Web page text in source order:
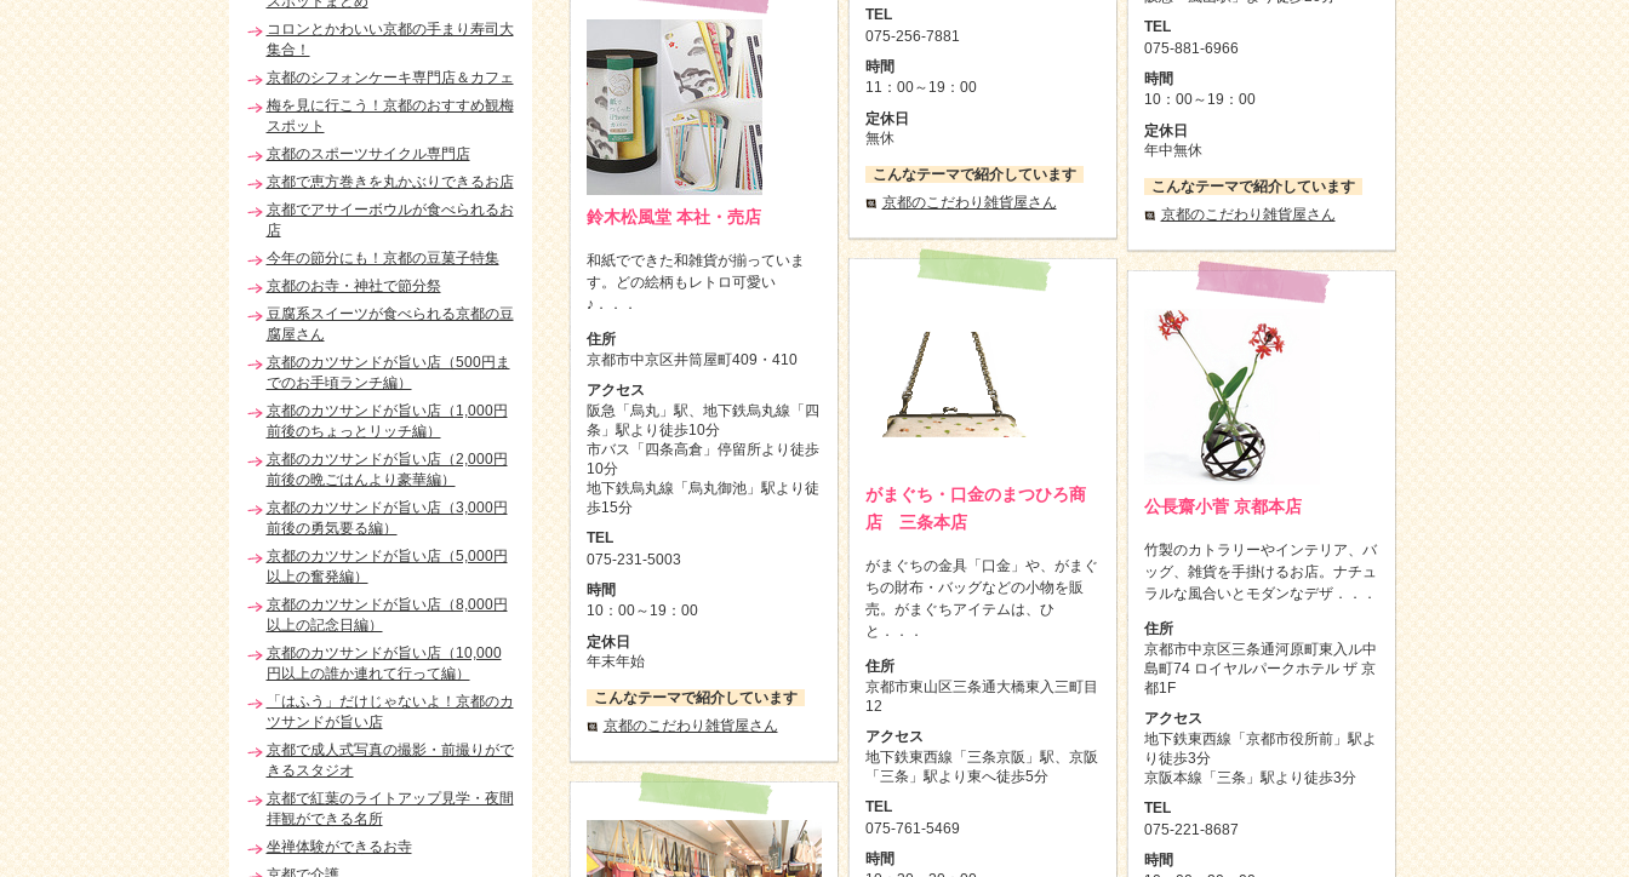
TEL
075-881-6966
時間
10：00～19：00
定休日
年中無休
こんなテーマで紹介しています
京都のこだわり雑貨屋さん
TEL
075-256-7881
時間
11：00～19：00
定休日
無休
こんなテーマで紹介しています
京都のこだわり雑貨屋さん
鈴木松風堂 本社・売店
和紙でできた和雑貨が揃っていま
す。どの絵柄もレトロ可愛い
♪．．．
住所
京都市中京区井筒屋町409・410
アクセス
阪急「烏丸」駅、地下鉄烏丸線「四
条」駅より徒歩10分
市バス「四条高倉」停留所より徒歩
10分
地下鉄烏丸線「烏丸御池」駅より徒
歩15分
TEL
075-231-5003
時間
10：00～19：00
定休日
年末年始
こんなテーマで紹介しています
京都のこだわり雑貨屋さん
がまぐち・口金のまつひろ商
店 三条本店
がまぐちの金具「口金」や、がまぐ
ちの財布・バッグなどの小物を販
売。がまぐちアイテムは、ひ
と．．．
住所
京都市東山区三条通大橋東入三町目
12
アクセス
地下鉄東西線「三条京阪」駅、京阪
「三条」駅より東へ徒歩5分
TEL
075-761-5469
時間
公長齋小菅 京都本店
竹製のカトラリーやインテリア、バ
ッグ、雑貨を手掛けるお店。ナチュ
ラルな風合いとモダンなデザ．．．
住所
京都市中京区三条通河原町東入ル中
島町74 ロイヤルパークホテル ザ 京
都1F
アクセス
地下鉄東西線「京都市役所前」駅よ
り徒歩3分
京阪本線「三条」駅より徒歩3分
TEL
075-221-8687
時間
コロンとかわいい京都の手まり寿司大
集合！
京都のシフォンケーキ専門店＆カフェ
梅を見に行こう！京都のおすすめ観梅
スポット
京都のスポーツサイクル専門店
京都で恵方巻きを丸かぶりできるお店
京都でアサイーボウルが食べられるお
店
今年の節分にも！京都の豆菓子特集
京都のお寺・神社で節分祭
豆腐系スイーツが食べられる京都の豆
腐屋さん
京都のカツサンドが旨い店（500円ま
でのお手頃ランチ編）
京都のカツサンドが旨い店（1,000円
前後のちょっとリッチ編）
京都のカツサンドが旨い店（2,000円
前後の晩ごはんより豪華編）
京都のカツサンドが旨い店（3,000円
前後の勇気要る編）
京都のカツサンドが旨い店（5,000円
以上の奮発編）
京都のカツサンドが旨い店（8,000円
以上の記念日編）
京都のカツサンドが旨い店（10,000
円以上の誰か連れて行って編）
「はふう」だけじゃないよ！京都のカ
ツサンドが旨い店
京都で成人式写真の撮影・前撮りがで
きるスタジオ
京都で紅葉のライトアップ見学・夜間
拝観ができる名所
坐禅体験ができるお寺